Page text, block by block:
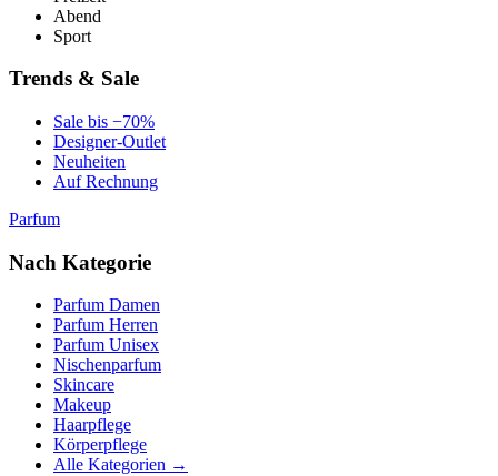
Abend
Sport
Trends & Sale
Sale bis −70%
Designer-Outlet
Neuheiten
Auf Rechnung
Parfum
Nach Kategorie
Parfum Damen
Parfum Herren
Parfum Unisex
Nischenparfum
Skincare
Makeup
Haarpflege
Körperpflege
Alle Kategorien →